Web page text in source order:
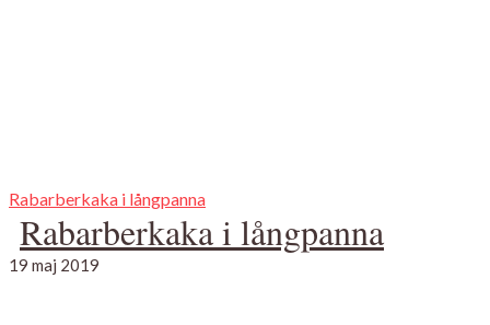
Rabarberkaka i långpanna
Rabarberkaka i långpanna
19 maj 2019